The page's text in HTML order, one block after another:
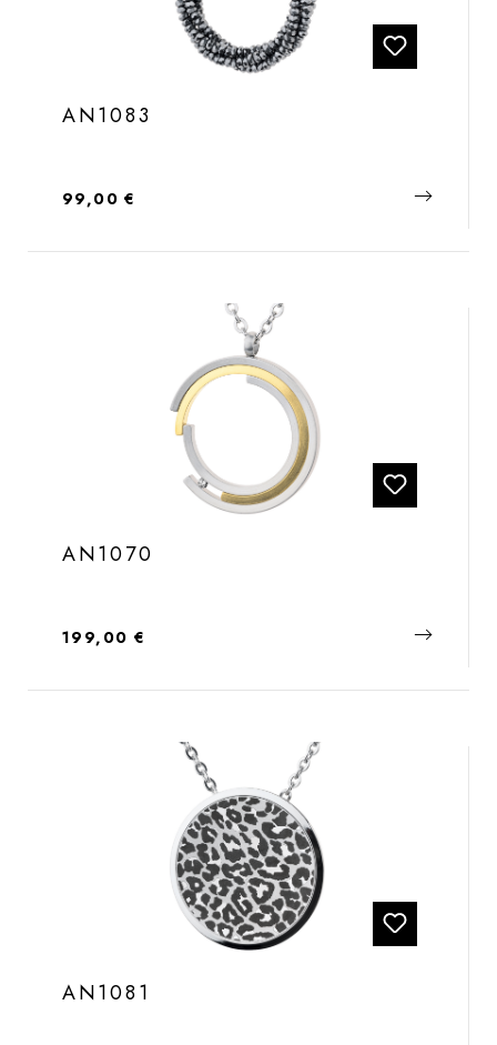
AN1083
Regulärer Preis:
99,00 €
AN1070
Regulärer Preis:
199,00 €
AN1081